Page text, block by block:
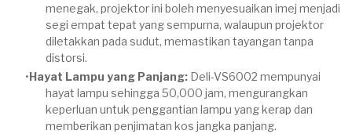
menegak, projektor ini boleh menyesuaikan imej menjadi
segi empat tepat yang sempurna, walaupun projektor
diletakkan pada sudut, memastikan tayangan tanpa
distorsi.
Hayat Lampu yang Panjang: Deli-VS6002 mempunyai
hayat lampu sehingga 50,000 jam, mengurangkan
keperluan untuk penggantian lampu yang kerap dan
memberikan penjimatan kos jangka panjang.